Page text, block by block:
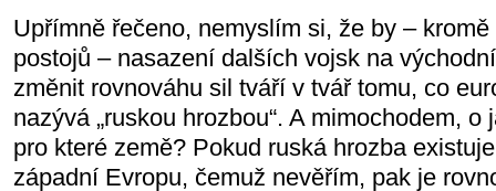
Upřímně řečeno, nemyslím si, že by –
postojů – nasazení dalších vojsk na
změnit rovnováhu sil tváří v tvář tomu, co
nazývá „ruskou hrozbou“. A mimochodem,
pro které země? Pokud ruská hrozba
západní Evropu, čemuž nevěřím, pak je